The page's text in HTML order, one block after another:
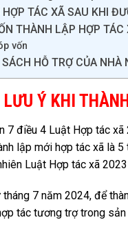
HỢP TÁC XÃ SAU KHI
THÀNH LẬP HỢP TÁC
vốn
HỖ TRỢ CỦA NHÀ
LƯU Ý KHI
7 điều 4 Luật Hợp tác
lập mới hợp tác xã là
Luật Hợp tác xã
tháng 7 năm 2024, để
tác tương trợ trong sản